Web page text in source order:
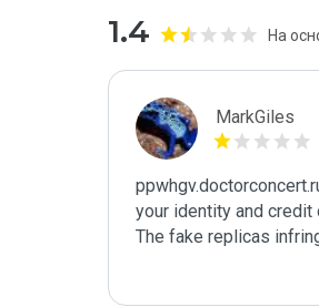
1.4 На
MarkGiles
your identity and credit
The fake replicas